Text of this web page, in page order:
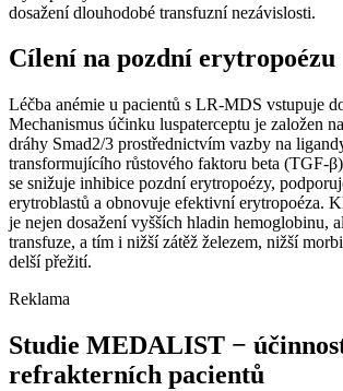
dosažení dlouhodobé transfuzní nezávislosti.
Cílení na pozdní erytropoézu
Léčba anémie u pacientů s LR-MDS vstupuje
Mechanismus účinku luspaterceptu je založen
dráhy Smad2/3 prostřednictvím vazby na
transformujícího růstového faktoru beta (TGF-
se snižuje inhibice pozdní erytropoézy,
erytroblastů a obnovuje efektivní erytropoéza.
je nejen dosažení vyšších hladin hemoglobinu,
transfuze, a tím i nižší zátěž železem, nižší
delší přežití.
Reklama
Studie MEDALIST −⁠
refrakterních pacientů